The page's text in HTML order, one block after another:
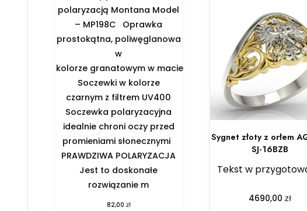
Sygnet złoty z orłem
SJ-16BZB
Tekst w
4690,00zł
polaryzacją Montana Model
– MP198C Oprawka
prostokątna, poliwęglanowa
w
kolorze granatowym w macie
Soczewki w kolorze
czarnym z filtrem UV400
Soczewka polaryzacyjna
idealnie chroni oczy przed
promieniami słonecznymi
PRAWDZIWA POLARYZACJA
Jest to doskonałe
rozwiązanie m
82,00 zł